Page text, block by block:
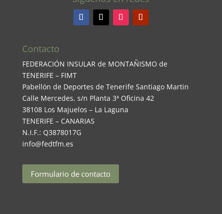
Contacto
FEDERACIÓN INSULAR de MONTAÑISMO de
TENERIFE – FIMT
Pabellón de Deportes de Tenerife Santiago Martin
Calle Mercedes, s/n Planta 3ª Oficina 42
38108 Los Majuelos – La Laguna
TENERIFE – CANARIAS
N.I.F.: Q3878017G
info@fedtfm.es
Formulario de contacto